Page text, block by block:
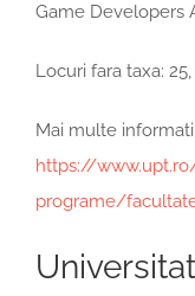
Game Developers
Locuri fara taxa:
Mai multe
https://
programe/